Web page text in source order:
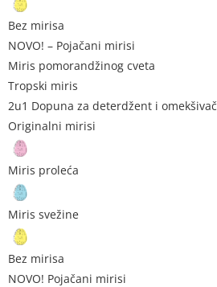
Bez mirisa
NOVO! – Pojačani mirisi
Miris pomorandžinog cveta
Tropski miris
2u1 Dopuna za deterdžent i omekšivač
Originalni mirisi
Miris proleća
Miris svežine
Bez mirisa
NOVO! Pojačani mirisi